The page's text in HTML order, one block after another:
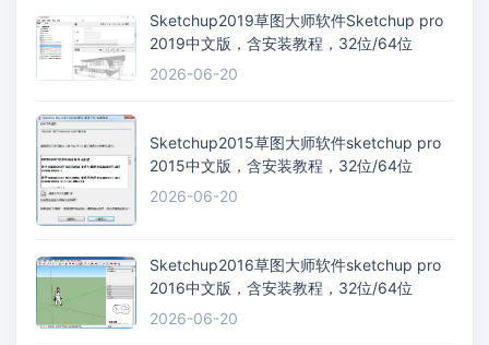
Sketchup2019草图大师软件Sketchup pro
2019中文版，含安装教程，32位/64位
2026-06-20
Sketchup2015草图大师软件sketchup pro
2015中文版，含安装教程，32位/64位
2026-06-20
Sketchup2016草图大师软件sketchup pro
2016中文版，含安装教程，32位/64位
2026-06-20